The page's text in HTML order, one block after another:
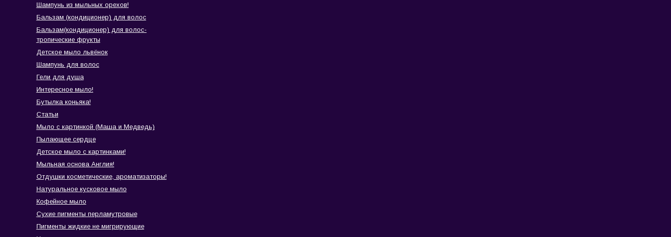
Шампунь из мыльных орехов!
Бальзам (кондиционер) для волос
Бальзам(кондиционер) для волос-
тропические фрукты
Детское мыло львёнок
Шампунь для волос
Гели для душа
Интересное мыло!
Бутылка коньяка!
Статьи
Мыло с картинкой (Маша и Медведь)
Пылающее сердце
Детское мыло с картинками!
Мыльная основа Англия!
Отдушки косметические, ароматизаторы!
Натуральное кусковое мыло
Кофейное мыло
Сухие пигменты перламутровые
Пигменты жидкие не мигрирующие